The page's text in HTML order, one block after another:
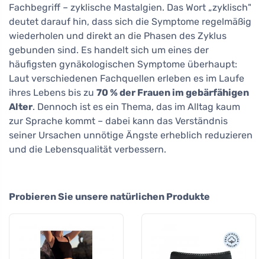
Fachbegriff – zyklische Mastalgien. Das Wort „zyklisch"
deutet darauf hin, dass sich die Symptome regelmäßig
wiederholen und direkt an die Phasen des Zyklus
gebunden sind. Es handelt sich um eines der
häufigsten gynäkologischen Symptome überhaupt:
Laut verschiedenen Fachquellen erleben es im Laufe
ihres Lebens bis zu 70 % der Frauen im gebärfähigen
Alter. Dennoch ist es ein Thema, das im Alltag kaum
zur Sprache kommt – dabei kann das Verständnis
seiner Ursachen unnötige Ängste erheblich reduzieren
und die Lebensqualität verbessern.
Probieren Sie unsere natürlichen Produkte